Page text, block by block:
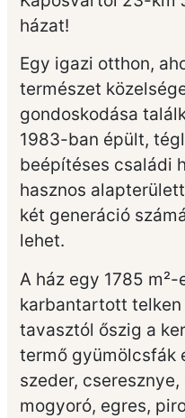
házat!
Egy igazi otthon,
természet
gondoskodása
1983-ban épült,
beépítéses családi
hasznos
két generáció
lehet.
A ház egy 1785 m²-
karbantartott telken
tavasztól őszig a
termő gyümölcsfák
szeder,
mogyoró, egres,